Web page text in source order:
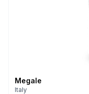
Megale
Italy